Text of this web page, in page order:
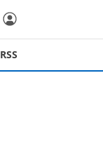
RSS